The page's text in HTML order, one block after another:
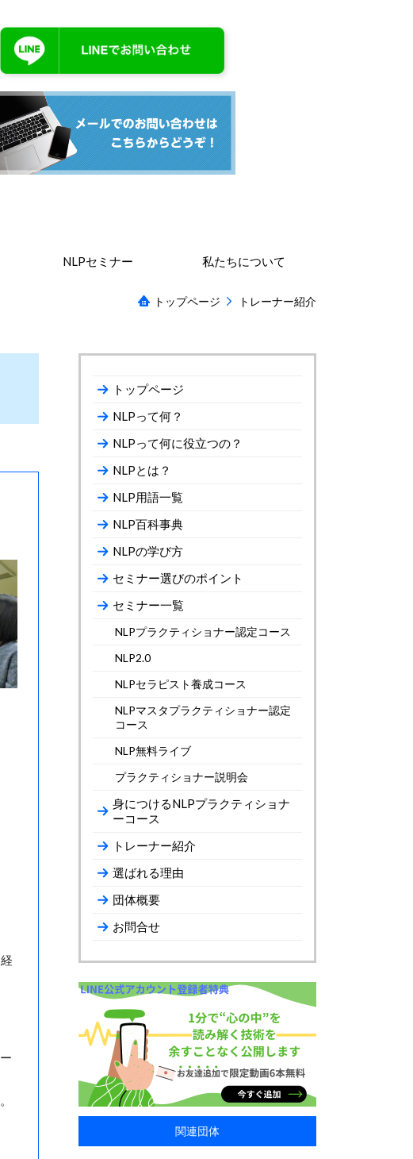
NLPセミナー 私たちについて
トップページ トレーナー紹介
トップページ
NLPって何？
NLPって何に役立つの？
NLPとは？
NLP用語一覧
NLP百科事典
NLPの学び方
セミナー選びのポイント
セミナー一覧
NLPプラクティショナー認定コース
NLP2.0
NLPセラピスト養成コース
NLPマスタプラクティショナー認定
コース
NLP無料ライブ
プラクティショナー説明会
身につけるNLPプラクティショナ
ーコース
トレーナー紹介
選ばれる理由
団体概要
お問合せ
関連団体